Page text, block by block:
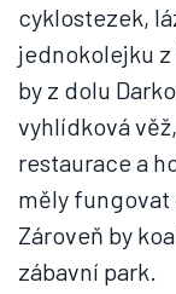
cyklostezek,
jednokolejku z
by z dolu
vyhlídková
restaurace a
měly fungovat
Zároveň by
zábavní park.